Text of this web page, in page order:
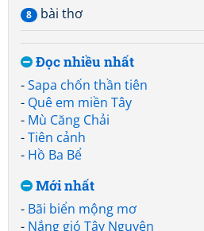
8 bài thơ
Đọc nhiều nhất
-Sapa chốn thần tiên
- Quê em miền Tây
- Mù Căng Chải
-Tiên cảnh
- Hồ Ba Bể
Mới nhất
- Bãi biển mộng mơ
- Nắng gió Tây Nguyên